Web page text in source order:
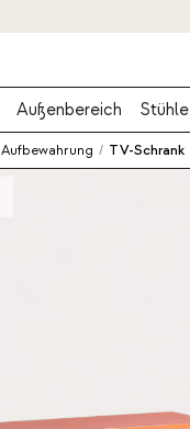
Außenbereich Stühle
Aufbewahrung / TV-Schrank